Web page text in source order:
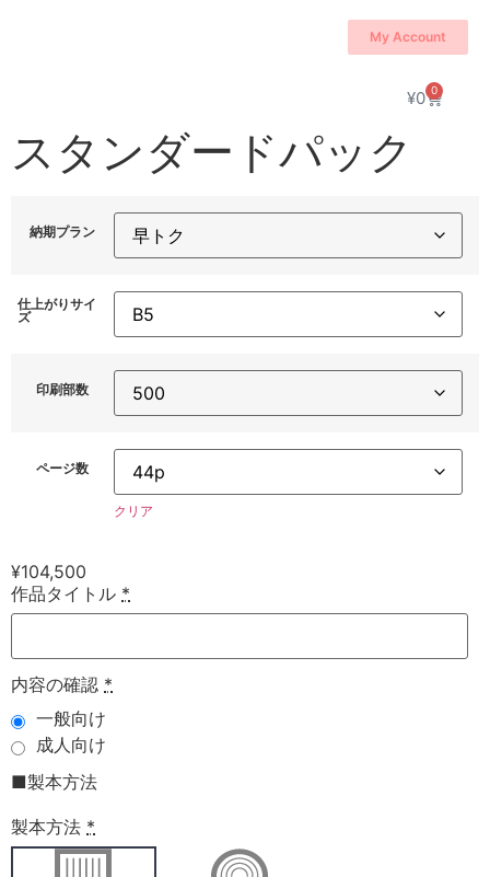
My Account
¥0 0
スタンダードパック
納期プラン
仕上がりサイ
ズ
印刷部数
ページ数
クリア
¥104,500
作品タイトル *
内容の確認 *
一般向け
成人向け
■製本方法
製本方法 *